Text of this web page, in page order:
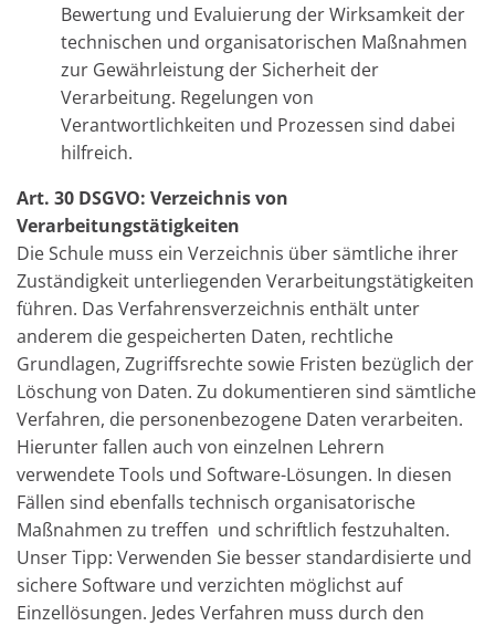
Bewertung und Evaluierung der Wirksamkeit der
technischen und organisatorischen Maßnahmen
zur Gewährleistung der Sicherheit der
Verarbeitung. Regelungen von
Verantwortlichkeiten und Prozessen sind dabei
hilfreich.
Art. 30 DSGVO: Verzeichnis von
Verarbeitungstätigkeiten
Die Schule muss ein Verzeichnis über sämtliche ihrer
Zuständigkeit unterliegenden Verarbeitungstätigkeiten
führen. Das Verfahrensverzeichnis enthält unter
anderem die gespeicherten Daten, rechtliche
Grundlagen, Zugriffsrechte sowie Fristen bezüglich der
Löschung von Daten. Zu dokumentieren sind sämtliche
Verfahren, die personenbezogene Daten verarbeiten.
Hierunter fallen auch von einzelnen Lehrern
verwendete Tools und Software-Lösungen. In diesen
Fällen sind ebenfalls technisch organisatorische
Maßnahmen zu treffen und schriftlich festzuhalten.
Unser Tipp: Verwenden Sie besser standardisierte und
sichere Software und verzichten möglichst auf
Einzellösungen. Jedes Verfahren muss durch den